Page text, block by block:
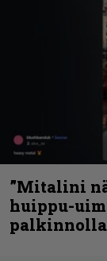
”Mitalini
huippu-